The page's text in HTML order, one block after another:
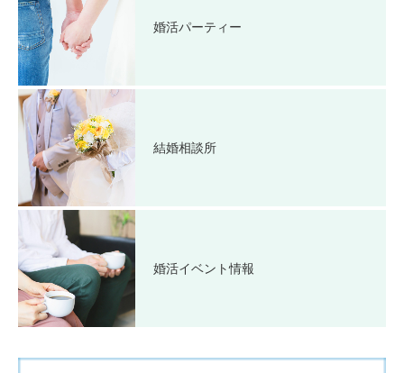
婚活パーティー
結婚相談所
婚活イベント情報